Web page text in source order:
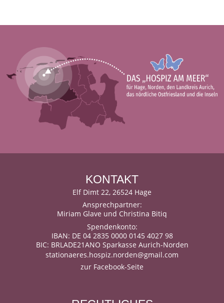
KONTAKT
Elf Dimt 22, 26524 Hage
Ansprechpartner:
Miriam Glave und Christina Bitiq
Spendenkonto:
IBAN: DE 04 2835 0000 0145 4027 98
BIC: BRLADE21ANO Sparkasse Aurich-Norden
stationaeres.hospiz.norden@gmail.com
zur Facebook-Seite